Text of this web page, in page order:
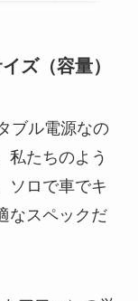
ズ（容量）
ブル電源なの
私たちのよう
ソロで車でキ
なスペックだ